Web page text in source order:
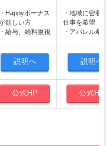
・Happyボーナス
欲しい方
・給与、給料重視
・地域に密着
仕事を希望
・アパレル希
説明へ 説明へ
公式HP 公式HP